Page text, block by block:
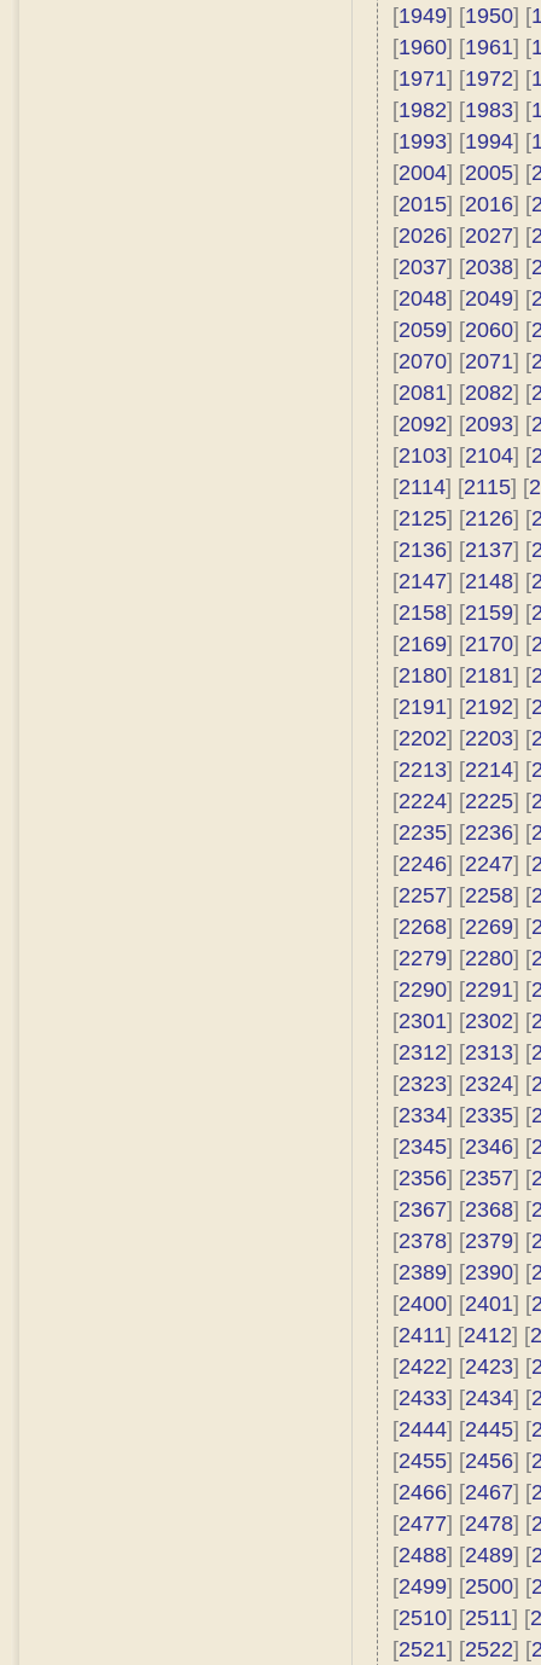
[1949] [1950] [
[1960] [1961] [
[1971] [1972] [
[1982] [1983] [
[1993] [1994] [
[2004] [2005] [
[2015] [2016] [
[2026] [2027] [
[2037] [2038] [
[2048] [2049] [
[2059] [2060] [
[2070] [2071] [
[2081] [2082] [
[2092] [2093] [
[2103] [2104] [
[2114] [2115] [
[2125] [2126] [
[2136] [2137] [
[2147] [2148] [
[2158] [2159] [
[2169] [2170] [
[2180] [2181] [
[2191] [2192] [
[2202] [2203] [
[2213] [2214] [
[2224] [2225] [
[2235] [2236] [
[2246] [2247] [
[2257] [2258] [
[2268] [2269] [
[2279] [2280] [
[2290] [2291] [
[2301] [2302] [
[2312] [2313] [
[2323] [2324] [
[2334] [2335] [
[2345] [2346] [
[2356] [2357] [
[2367] [2368] [
[2378] [2379] [
[2389] [2390] [
[2400] [2401] [
[2411] [2412] [
[2422] [2423] [
[2433] [2434] [
[2444] [2445] [
[2455] [2456] [
[2466] [2467] [
[2477] [2478] [
[2488] [2489] [
[2499] [2500] [
[2510] [2511] [
[2521] [2522] [